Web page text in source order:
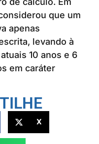
que um
apenas
levando à
10 anos e 6
em caráter
X